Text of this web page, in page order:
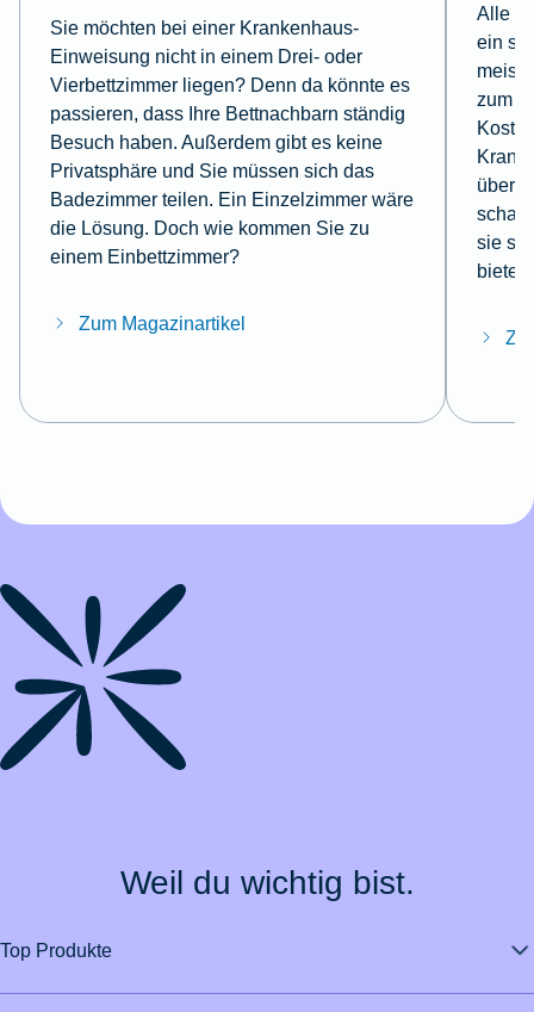
Sie möchten bei einer Krankenhaus-
Einweisung nicht in einem Drei- oder
Vierbettzimmer liegen? Denn da könnte es
passieren, dass Ihre Bettnachbarn ständig
Besuch haben. Außerdem gibt es keine
Privatsphäre und Sie müssen sich das
Badezimmer teilen. Ein Einzelzimmer wäre
die Lösung. Doch wie kommen Sie zu
einem Einbettzimmer?
Zum Magazinartikel
Alle
ein
zum
sie
bietet.
Weil du wichtig bist.
Top Produkte